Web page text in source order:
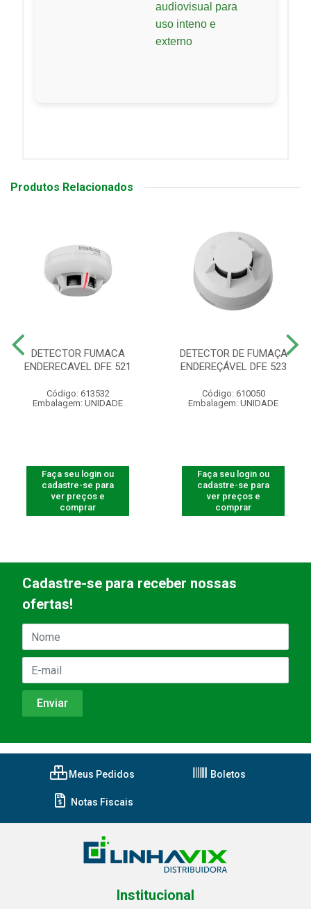
audiovisual para
uso inteno e
externo
Produtos Relacionados
DETECTOR FUMACA
ENDERECAVEL DFE 521
Código: 613532
Embalagem: UNIDADE
Faça seu login ou
cadastre-se para
ver preços e
comprar
DETECTOR DE FUMAÇA
ENDEREÇÁVEL DFE 523
Código: 610050
Embalagem: UNIDADE
Faça seu login ou
cadastre-se para
ver preços e
comprar
Cadastre-se para receber nossas
ofertas!
Meus Pedidos Boletos
Notas Fiscais
Institucional